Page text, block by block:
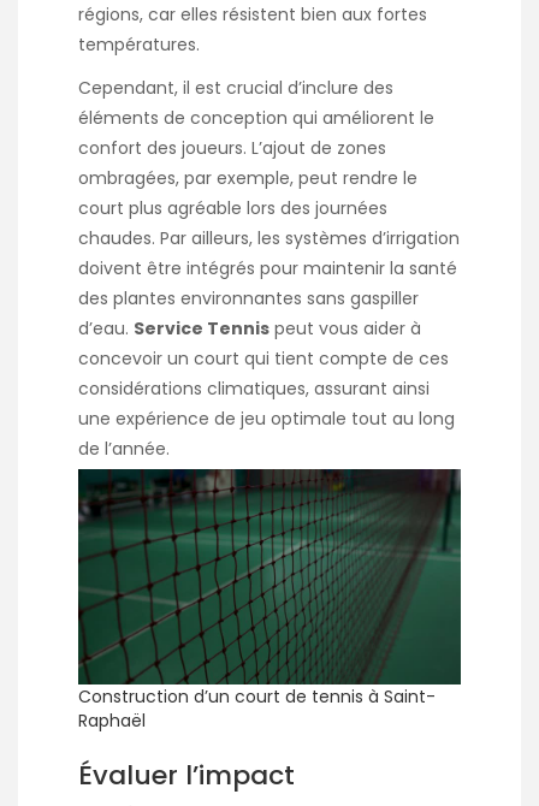
régions, car elles résistent bien aux fortes
températures.
Cependant, il est crucial d’inclure des
éléments de conception qui améliorent le
confort des joueurs. L’ajout de zones
ombragées, par exemple, peut rendre le
court plus agréable lors des journées
chaudes. Par ailleurs, les systèmes d’irrigation
doivent être intégrés pour maintenir la santé
des plantes environnantes sans gaspiller
d’eau. Service Tennis peut vous aider à
concevoir un court qui tient compte de ces
considérations climatiques, assurant ainsi
une expérience de jeu optimale tout au long
de l’année.
Construction d’un court de tennis à Saint-
Raphaël
Évaluer l’impact